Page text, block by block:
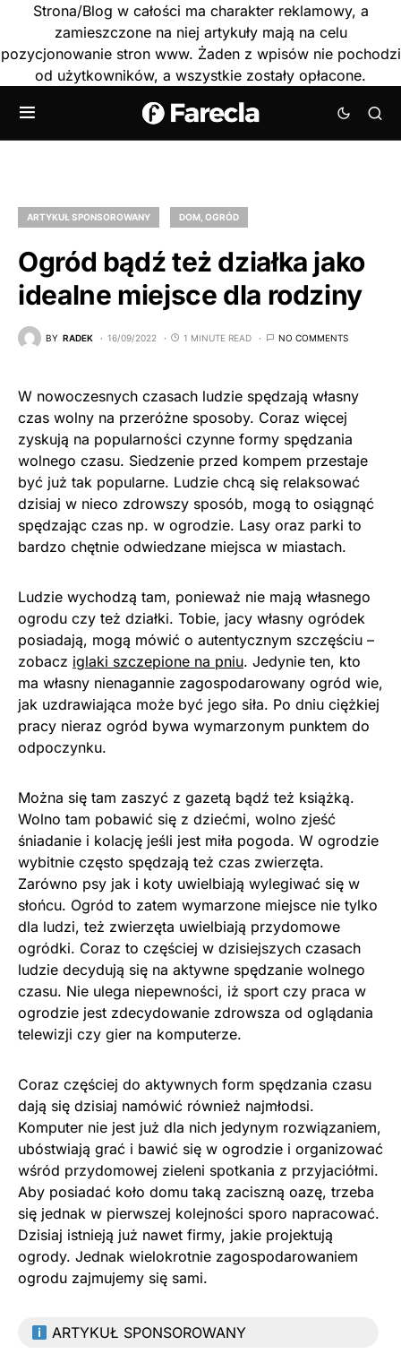
Strona/Blog w całości ma charakter reklamowy, a
zamieszczone na niej artykuły mają na celu
pozycjonowanie stron www. Żaden z wpisów nie pochodzi
od użytkowników, a wszystkie zostały opłacone.
ARTYKUŁ SPONSOROWANY DOM, OGRÓD
Ogród bądź też działka jako
idealne miejsce dla rodziny
BY RADEK 16/09/2022 1 MINUTE READ NO COMMENTS
W nowoczesnych czasach ludzie spędzają własny
czas wolny na przeróżne sposoby. Coraz więcej
zyskują na popularności czynne formy spędzania
wolnego czasu. Siedzenie przed kompem przestaje
być już tak popularne. Ludzie chcą się relaksować
dzisiaj w nieco zdrowszy sposób, mogą to osiągnąć
spędzając czas np. w ogrodzie. Lasy oraz parki to
bardzo chętnie odwiedzane miejsca w miastach.
Ludzie wychodzą tam, ponieważ nie mają własnego
ogrodu czy też działki. Tobie, jacy własny ogródek
posiadają, mogą mówić o autentycznym szczęściu –
zobacz iglaki szczepione na pniu. Jedynie ten, kto
ma własny nienagannie zagospodarowany ogród wie,
jak uzdrawiająca może być jego siła. Po dniu ciężkiej
pracy nieraz ogród bywa wymarzonym punktem do
odpoczynku.
Można się tam zaszyć z gazetą bądź też książką.
Wolno tam pobawić się z dziećmi, wolno zjeść
śniadanie i kolację jeśli jest miła pogoda. W ogrodzie
wybitnie często spędzają też czas zwierzęta.
Zarówno psy jak i koty uwielbiają wylegiwać się w
słońcu. Ogród to zatem wymarzone miejsce nie tylko
dla ludzi, też zwierzęta uwielbiają przydomowe
ogródki. Coraz to częściej w dzisiejszych czasach
ludzie decydują się na aktywne spędzanie wolnego
czasu. Nie ulega niepewności, iż sport czy praca w
ogrodzie jest zdecydowanie zdrowsza od oglądania
telewizji czy gier na komputerze.
Coraz częściej do aktywnych form spędzania czasu
dają się dzisiaj namówić również najmłodsi.
Komputer nie jest już dla nich jedynym rozwiązaniem,
ubóstwiają grać i bawić się w ogrodzie i organizować
wśród przydomowej zieleni spotkania z przyjaciółmi.
Aby posiadać koło domu taką zaciszną oazę, trzeba
się jednak w pierwszej kolejności sporo napracować.
Dzisiaj istnieją już nawet firmy, jakie projektują
ogrody. Jednak wielokrotnie zagospodarowaniem
ogrodu zajmujemy się sami.
ARTYKUŁ SPONSOROWANY